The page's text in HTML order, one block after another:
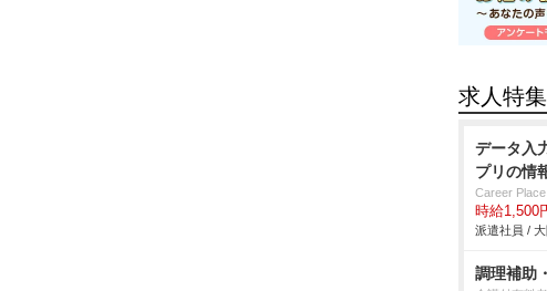
求人特集
データ入
プリの情
Career Place
時給1,500
派遣社員 /
調理補助